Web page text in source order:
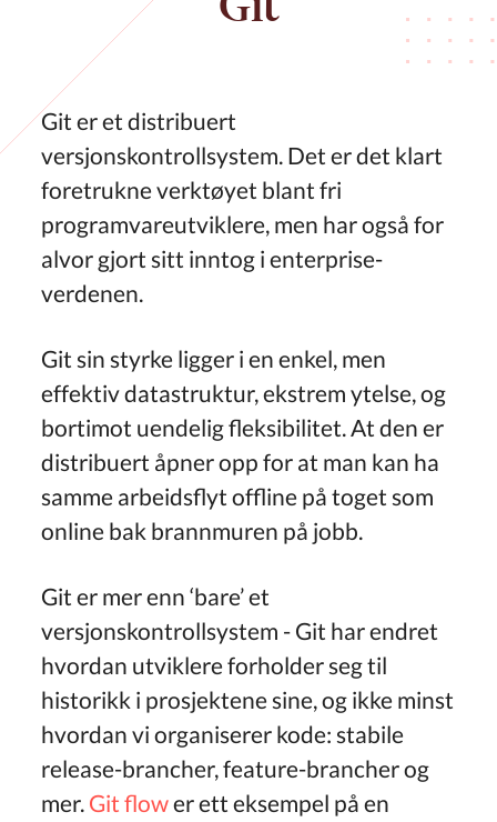
Git er et distribuert
versjonskontrollsystem. Det er det klart
foretrukne verktøyet blant fri
programvareutviklere, men har også for
alvor gjort sitt inntog i enterprise-
verdenen.
Git sin styrke ligger i en enkel, men
effektiv datastruktur, ekstrem ytelse, og
bortimot uendelig fleksibilitet. At den er
distribuert åpner opp for at man kan ha
samme arbeidsflyt offline på toget som
online bak brannmuren på jobb.
Git er mer enn ‘bare’ et
versjonskontrollsystem - Git har endret
hvordan utviklere forholder seg til
historikk i prosjektene sine, og ikke minst
hvordan vi organiserer kode: stabile
release-brancher, feature-brancher og
mer. Git flower ett eksempel på en